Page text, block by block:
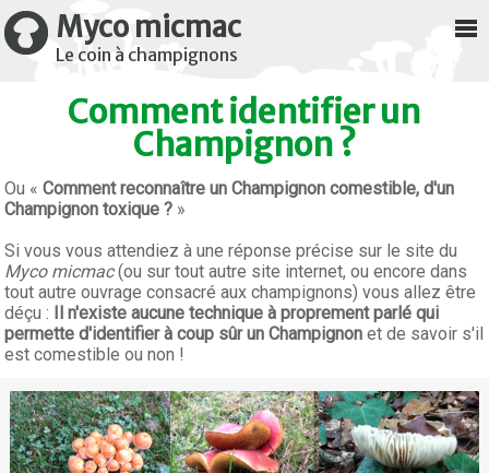
Myco micmac
Le coin à champignons
Comment identifier un
Champignon ?
Ou «Comment reconnaître un Champignon comestible, d'un
Champignon toxique ? »
Si vous vous attendiez à une réponse précise sur le site du
Myco micmac(ou sur tout autre site internet, ou encore dans
tout autre ouvrage consacré aux champignons) vous allez être
déçu : Il n'existe aucune technique à proprement parlé qui
permette d'identifier à coup sûr un Champignon et de savoir s'il
est comestible ou non !